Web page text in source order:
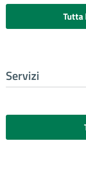
Tutta
Servizi